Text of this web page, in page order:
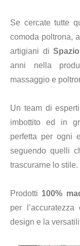
Se cercate tutte
comoda poltrona,
artigiani di
anni nella
massaggio e
Un team di
imbottito ed in
perfetta per ogni
seguendo quelli
trascurarne lo stile.
Prodotti 100%
per
design e la